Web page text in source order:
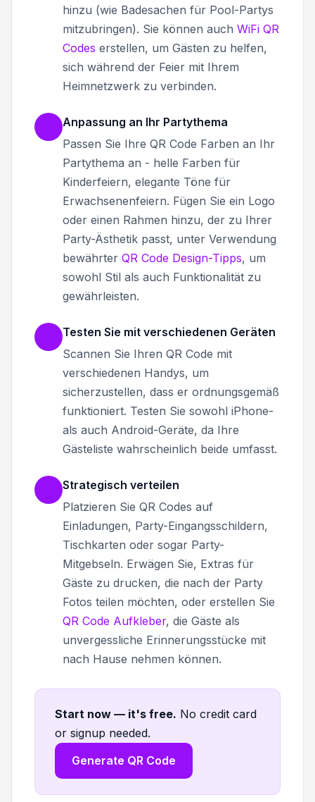
hinzu (wie Badesachen für Pool-Partys
mitzubringen). Sie können auch WiFi QR
Codes erstellen, um Gästen zu helfen,
sich während der Feier mit Ihrem
Heimnetzwerk zu verbinden.
Anpassung an Ihr Partythema
Passen Sie Ihre QR Code Farben an Ihr
Partythema an - helle Farben für
Kinderfeiern, elegante Töne für
Erwachsenenfeiern. Fügen Sie ein Logo
oder einen Rahmen hinzu, der zu Ihrer
Party-Ästhetik passt, unter Verwendung
bewährter QR Code Design-Tipps, um
sowohl Stil als auch Funktionalität zu
gewährleisten.
Testen Sie mit verschiedenen Geräten
Scannen Sie Ihren QR Code mit
verschiedenen Handys, um
sicherzustellen, dass er ordnungsgemäß
funktioniert. Testen Sie sowohl iPhone-
als auch Android-Geräte, da Ihre
Gästeliste wahrscheinlich beide umfasst.
Strategisch verteilen
Platzieren Sie QR Codes auf
Einladungen, Party-Eingangsschildern,
Tischkarten oder sogar Party-
Mitgebseln. Erwägen Sie, Extras für
Gäste zu drucken, die nach der Party
Fotos teilen möchten, oder erstellen Sie
QR Code Aufkleber, die Gäste als
unvergessliche Erinnerungsstücke mit
nach Hause nehmen können.
Start now — it's free. No credit card
or signup needed.
Generate QR Code